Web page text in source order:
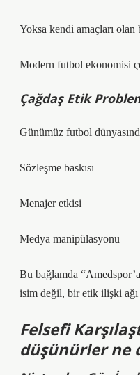
Yoksa kendi amaçları olan
Modern futbol ekonomisi
Çağdaş Etik
Günümüz futbol
Sözleşme baskısı
Menajer etkisi
Medya manipülasyonu
Bu bağlamda
isim değil, bir etik ilişki ağı
Felsefi
düşünürler ne